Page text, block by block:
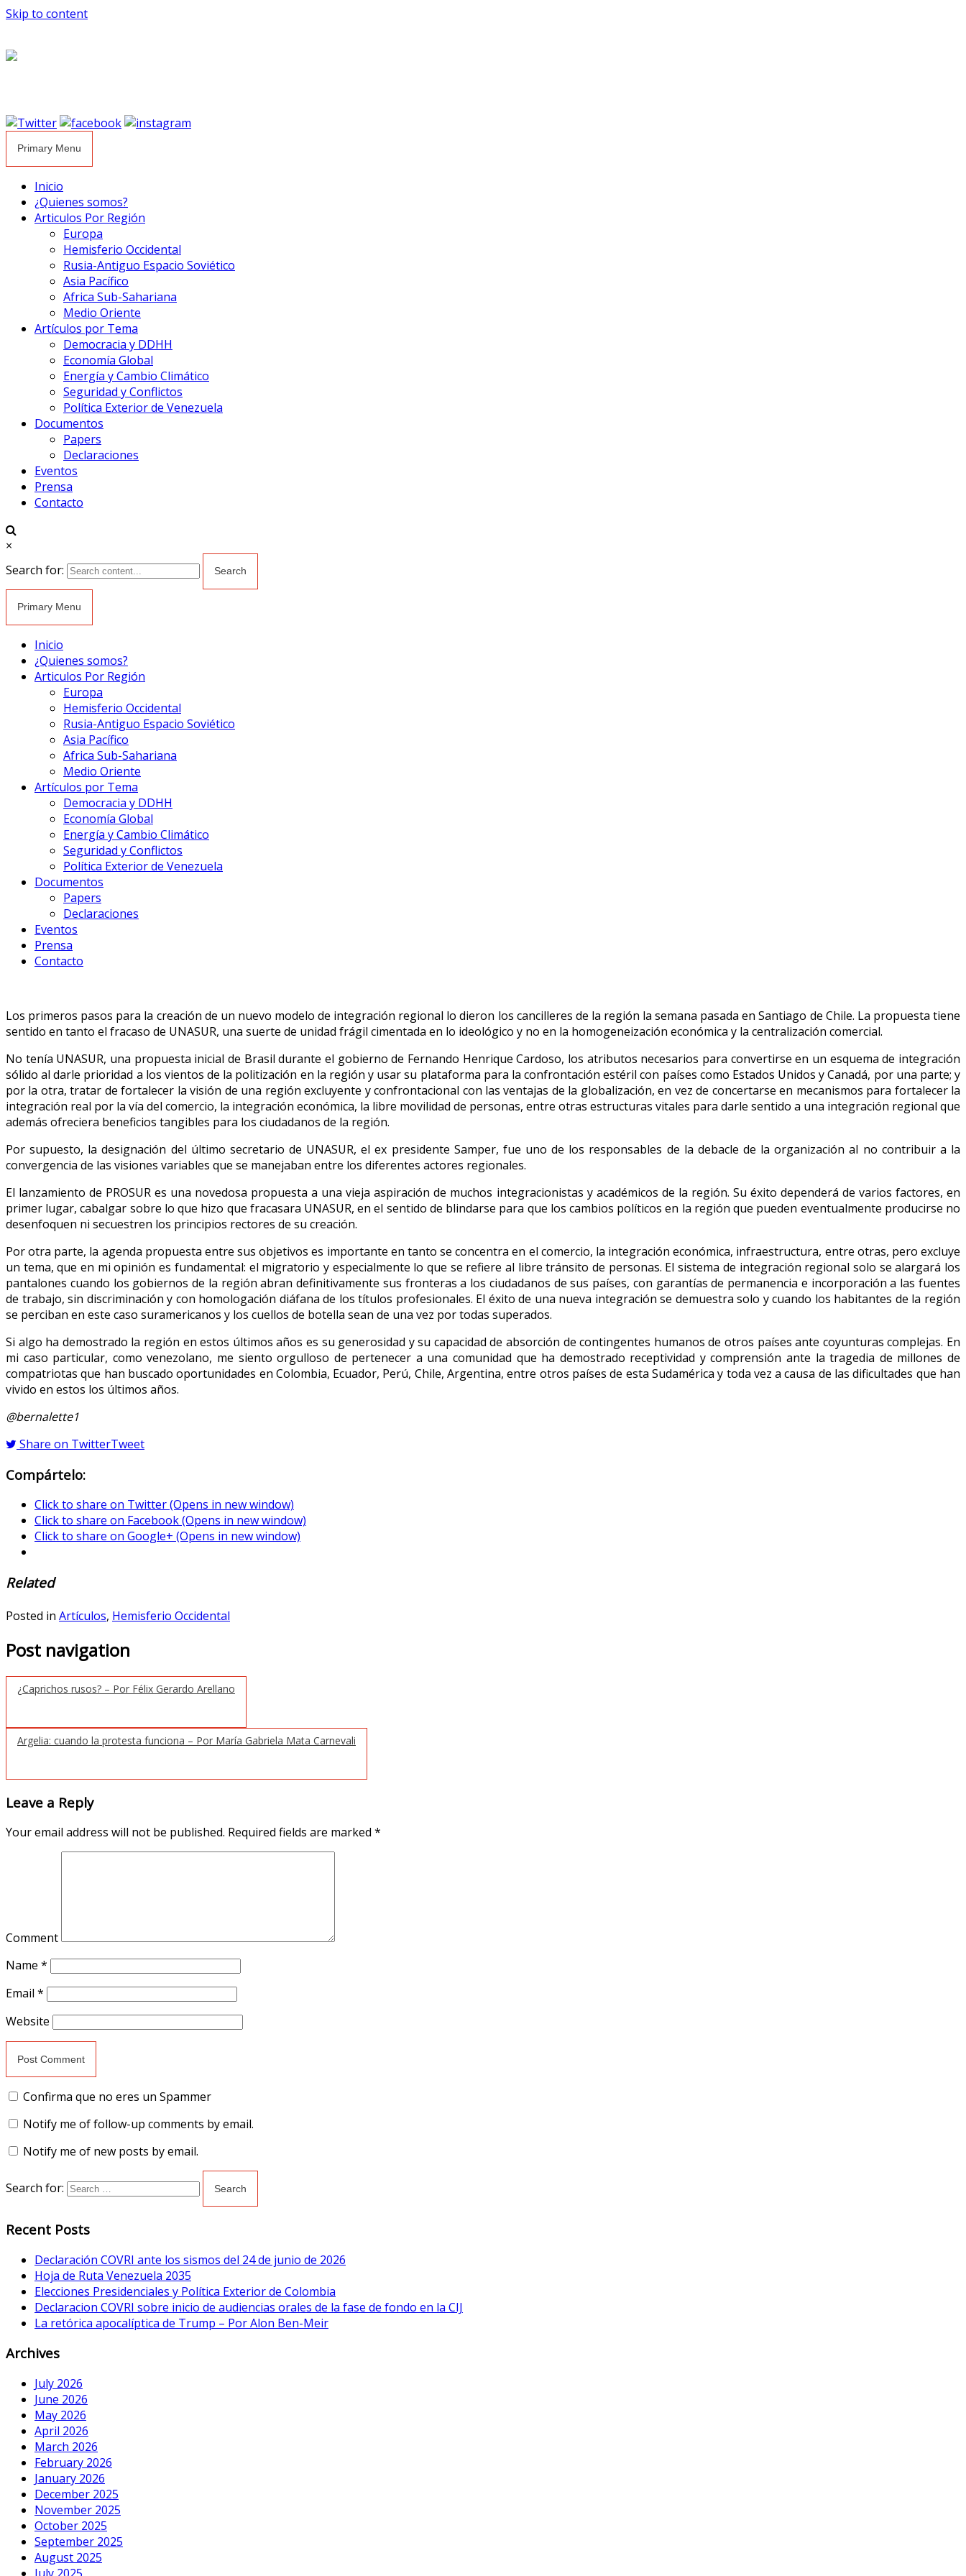
Skip to content
Primary Menu
Inicio
¿Quienes somos?
Articulos Por Región
Europa
Hemisferio Occidental
Rusia-Antiguo Espacio Soviético
Asia Pacífico
Africa Sub-Sahariana
Medio Oriente
Artículos por Tema
Democracia y DDHH
Economía Global
Energía y Cambio Climático
Seguridad y Conflictos
Política Exterior de Venezuela
Documentos
Papers
Declaraciones
Eventos
Prensa
Contacto
×
Search for:
Primary Menu
Inicio
¿Quienes somos?
Articulos Por Región
Europa
Hemisferio Occidental
Rusia-Antiguo Espacio Soviético
Asia Pacífico
Africa Sub-Sahariana
Medio Oriente
Artículos por Tema
Democracia y DDHH
Economía Global
Energía y Cambio Climático
Seguridad y Conflictos
Política Exterior de Venezuela
Documentos
Papers
Declaraciones
Eventos
Prensa
Contacto
Los primeros pasos para la creación de un nuevo modelo de integración regional lo dieron los cancilleres de la región la semana pasada en Santiago de Chile. La propuesta tiene
sentido en tanto el fracaso de UNASUR, una suerte de unidad frágil cimentada en lo ideológico y no en la homogeneización económica y la centralización comercial.
No tenía UNASUR, una propuesta inicial de Brasil durante el gobierno de Fernando Henrique Cardoso, los atributos necesarios para convertirse en un esquema de integración
sólido al darle prioridad a los vientos de la politización en la región y usar su plataforma para la confrontación estéril con países como Estados Unidos y Canadá, por una parte; y
por la otra, tratar de fortalecer la visión de una región excluyente y confrontacional con las ventajas de la globalización, en vez de concertarse en mecanismos para fortalecer la
integración real por la vía del comercio, la integración económica, la libre movilidad de personas, entre otras estructuras vitales para darle sentido a una integración regional que
además ofreciera beneficios tangibles para los ciudadanos de la región.
Por supuesto, la designación del último secretario de UNASUR, el ex presidente Samper, fue uno de los responsables de la debacle de la organización al no contribuir a la
convergencia de las visiones variables que se manejaban entre los diferentes actores regionales.
El lanzamiento de PROSUR es una novedosa propuesta a una vieja aspiración de muchos integracionistas y académicos de la región. Su éxito dependerá de varios factores, en
primer lugar, cabalgar sobre lo que hizo que fracasara UNASUR, en el sentido de blindarse para que los cambios políticos en la región que pueden eventualmente producirse no
desenfoquen ni secuestren los principios rectores de su creación.
Por otra parte, la agenda propuesta entre sus objetivos es importante en tanto se concentra en el comercio, la integración económica, infraestructura, entre otras, pero excluye
un tema, que en mi opinión es fundamental: el migratorio y especialmente lo que se refiere al libre tránsito de personas. El sistema de integración regional solo se alargará los
pantalones cuando los gobiernos de la región abran definitivamente sus fronteras a los ciudadanos de sus países, con garantías de permanencia e incorporación a las fuentes
de trabajo, sin discriminación y con homologación diáfana de los títulos profesionales. El éxito de una nueva integración se demuestra solo y cuando los habitantes de la región
se perciban en este caso suramericanos y los cuellos de botella sean de una vez por todas superados.
Si algo ha demostrado la región en estos últimos años es su generosidad y su capacidad de absorción de contingentes humanos de otros países ante coyunturas complejas. En
mi caso particular, como venezolano, me siento orgulloso de pertenecer a una comunidad que ha demostrado receptividad y comprensión ante la tragedia de millones de
compatriotas que han buscado oportunidades en Colombia, Ecuador, Perú, Chile, Argentina, entre otros países de esta Sudamérica y toda vez a causa de las dificultades que han
vivido en estos los últimos años.
@bernalette1
Share on TwitterTweet
Compártelo:
Click to share on Twitter (Opens in new window)
Click to share on Facebook (Opens in new window)
Click to share on Google+ (Opens in new window)
Related
Posted in Artículos, Hemisferio Occidental
Post navigation
¿Caprichos rusos? – Por Félix Gerardo Arellano
Argelia: cuando la protesta funciona – Por María Gabriela Mata Carnevali
Leave a Reply
Your email address will not be published. Required fields are marked *
Comment
Name *
Email *
Website
Confirma que no eres un Spammer
Notify me of follow-up comments by email.
Notify me of new posts by email.
Search for:
Recent Posts
Declaración COVRI ante los sismos del 24 de junio de 2026
Hoja de Ruta Venezuela 2035
Elecciones Presidenciales y Política Exterior de Colombia
Declaracion COVRI sobre inicio de audiencias orales de la fase de fondo en la CIJ
La retórica apocalíptica de Trump – Por Alon Ben-Meir
Archives
July 2026
June 2026
May 2026
April 2026
March 2026
February 2026
January 2026
December 2025
November 2025
October 2025
September 2025
August 2025